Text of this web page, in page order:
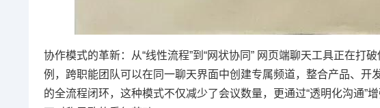
协作模式的革新：从“线性流程”到“网状协同” 网页端聊天工具正在
例，跨职能团队可以在同一聊天界面中创建专属频道，整合产品、开
的全流程闭环，这种模式不仅减少了会议数量，更通过“透明化沟通